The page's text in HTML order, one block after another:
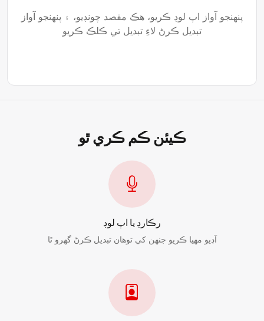
پنھنجو آواز اپ لوڊ ڪريو، ھڪ مقصد چونڊيو، ۽ پنھنجو آواز
تبديل ڪرڻ لاءِ تبديل تي ڪلڪ ڪريو
ڪيئن ڪم ڪري ٿو
رڪارڊ يا اپ لوڊ
آڊيو مهيا ڪريو جنھن کي توھان تبديل ڪرڻ گھرو ٿا